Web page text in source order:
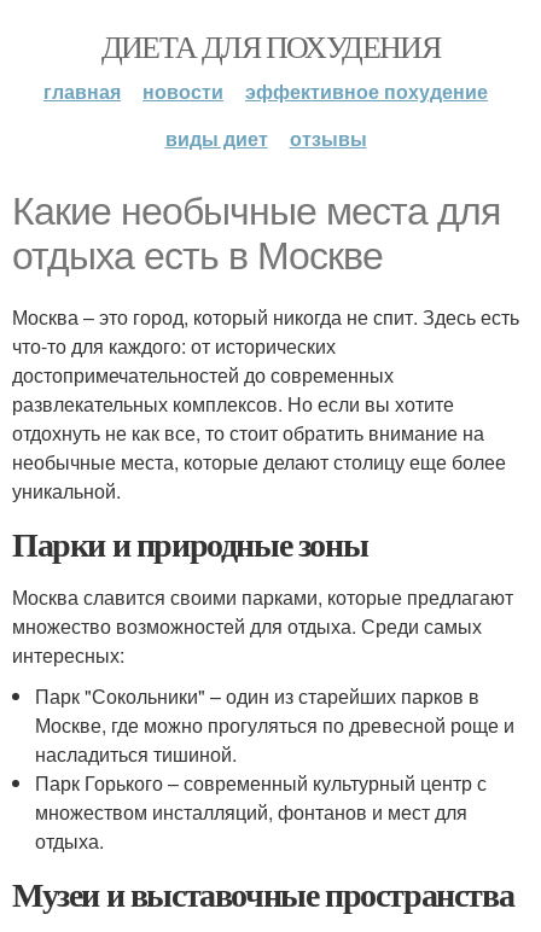
ДИЕТА ДЛЯ ПОХУДЕНИЯ
главная новости
эффективное похудение
виды диет
отзывы
Какие необычные места для
отдыха есть в Москве
Москва – это город, который никогда не спит. Здесь есть
что-то для каждого: от исторических
достопримечательностей до современных
развлекательных комплексов. Но если вы хотите
отдохнуть не как все, то стоит обратить внимание на
необычные места, которые делают столицу еще более
уникальной.
Парки и природные зоны
Москва славится своими парками, которые предлагают
множество возможностей для отдыха. Среди самых
интересных:
Парк "Сокольники" – один из старейших парков в
Москве, где можно прогуляться по древесной роще и
насладиться тишиной.
Парк Горького – современный культурный центр с
множеством инсталляций, фонтанов и мест для
отдыха.
Музеи и выставочные пространства